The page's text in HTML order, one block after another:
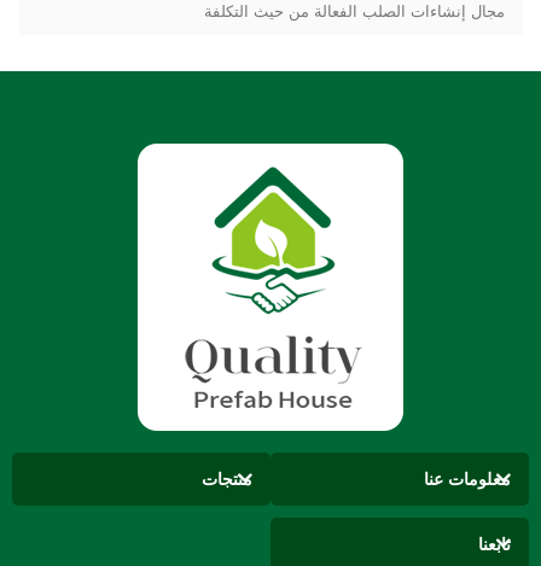
مجال إنشاءات الصلب الفعالة من حيث التكلفة
معلومات عنا منتجات
تابعنا